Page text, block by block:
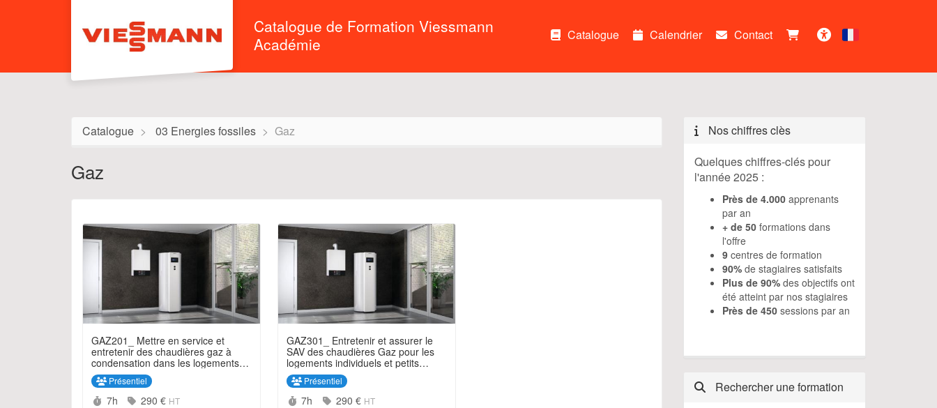
Catalogue de Formation Viessmann
Académie
Catalogue Calendrier
Contact
Français
Catalogue 03 Energies fossiles Gaz
Gaz
GAZ201_ Mettre en service et
entretenir des chaudières gaz à
condensation dans les logements
individuels et petits collectifs
Présentiel
Durée :
7h Prix :
290 € HT
GAZ301_ Entretenir et assurer le
SAV des chaudières Gaz pour les
logements individuels et petits
collectifs
Présentiel
Durée :
7h Prix :
290 € HT
Nos chiffres clès
Quelques chiffres-clés pour
l'année 2025 :
Près de 4.000 apprenants
par an
+ de 50formations dans
l'offre
9 centres de formation
90%de stagiaires satisfaits
Plus de 90%des objectifs ont
été atteint par nos stagiaires
Près de 450sessions par an
Rechercher une formation